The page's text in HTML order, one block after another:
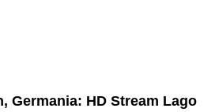
Germania: HD Stream Lago